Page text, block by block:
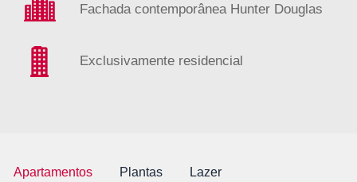
Fachada contemporânea Hunter Douglas
Exclusivamente residencial
Apartamentos Plantas Lazer